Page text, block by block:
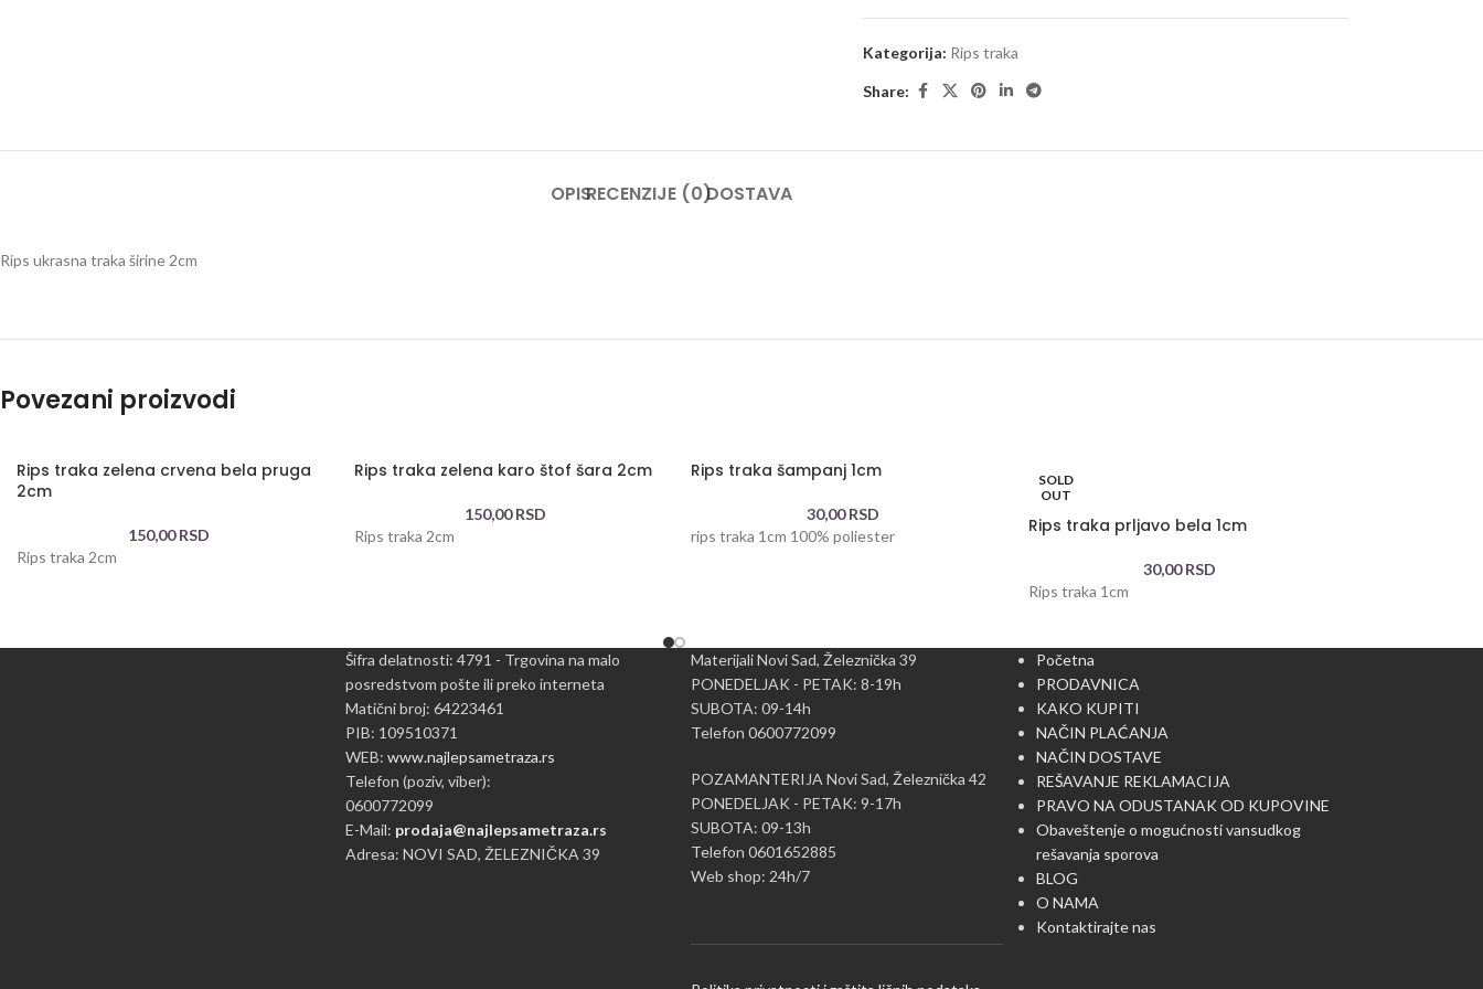
Kategorija: Rips traka
Share:
OPISRECENZIJE (0)DOSTAVA
Rips ukrasna traka širine 2cm
Povezani proizvodi
Rips traka zelena crvena bela pruga
2cm
150,00RSD
Rips traka 2cm
Rips traka zelena karo štof šara 2cm
150,00RSD
Rips traka 2cm
Rips traka šampanj 1cm
30,00RSD
rips traka 1cm 100% poliester
SOLD
OUT
Rips traka prljavo bela 1cm
30,00RSD
Rips traka 1cm
Šifra delatnosti: 4791 - Trgovina na malo
posredstvom pošte ili preko interneta
Matični broj: 64223461
PIB: 109510371
WEB: www.najlepsametraza.rs
Telefon (poziv, viber):
0600772099
E-Mail: prodaja@najlepsametraza.rs
Adresa: NOVI SAD, ŽELEZNIČKA 39
Materijali Novi Sad, Železnička 39
PONEDELJAK - PETAK: 8-19h
SUBOTA: 09-14h
Telefon 0600772099
POZAMANTERIJA Novi Sad, Železnička 42
PONEDELJAK - PETAK: 9-17h
SUBOTA: 09-13h
Telefon 0601652885
Web shop: 24h/7
Početna
PRODAVNICA
KAKO KUPITI
NAČIN PLAĆANJA
NAČIN DOSTAVE
REŠAVANJE REKLAMACIJA
PRAVO NA ODUSTANAK OD KUPOVINE
Obaveštenje o mogućnosti vansudkog
rešavanja sporova
BLOG
O NAMA
Kontaktirajte nas